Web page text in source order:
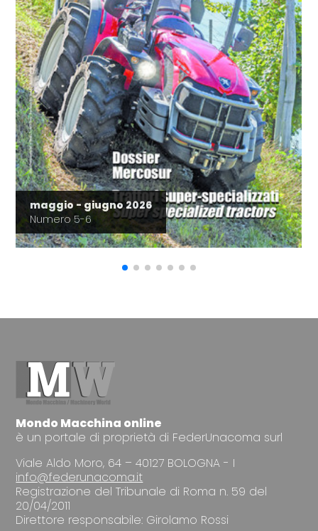
maggio - giugno 2026
Numero 5-6
Mondo Macchina online
è un portale di proprietà di FederUnacoma surl
Viale Aldo Moro, 64 – 40127 BOLOGNA - I
info@federunacoma.it
Registrazione del Tribunale di Roma n. 59 del
20/04/2011
Direttore responsabile: Girolamo Rossi